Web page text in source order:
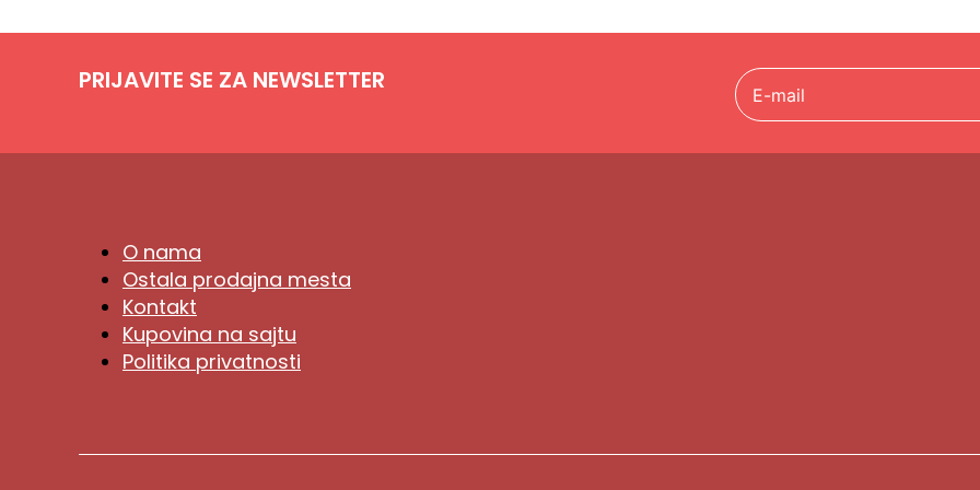
PRIJAVITE SE ZA NEWSLETTER
O nama
Ostala prodajna mesta
Kontakt
Kupovina na sajtu
Politika privatnosti